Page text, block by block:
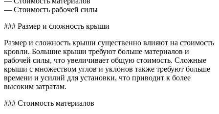
— Стоимость рабочей силы
### Размер и сложность крыши
Размер и сложность крыши существенно влияют на стоимость
кровли. Большие крыши требуют больше материалов и
рабочей силы, что увеличивает общую стоимость. Сложные
крыши с множеством углов и уклонов также требуют больше
времени и усилий для установки, что приводит к более
высоким затратам.
### Стоимость материалов